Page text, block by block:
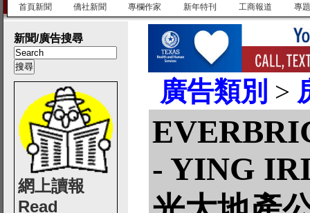
首頁新聞 僑社新聞 專欄作家 新年特刊 工商報道 專
新聞/廣告搜尋
網上讀報
Read
廣告類別 >
- YING